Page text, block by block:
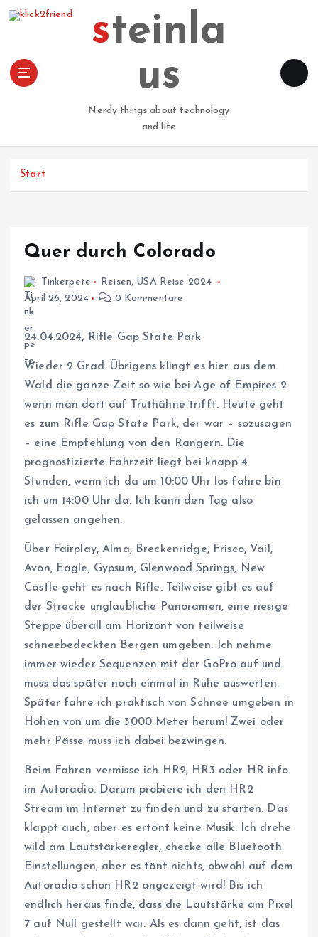
steinla
us
Nerdy things about technology
and life
Start
Quer durch Colorado
Tinkerpete Reisen, USA Reise 2024
April 26, 2024
0 Kommentare
24.04.2024, Rifle Gap State Park
Wieder 2 Grad. Übrigens klingt es hier aus dem
Wald die ganze Zeit so wie bei Age of Empires 2
wenn man dort auf Truthähne trifft. Heute geht
es zum Rifle Gap State Park, der war – sozusagen
– eine Empfehlung von den Rangern. Die
prognostizierte Fahrzeit liegt bei knapp 4
Stunden, wenn ich da um 10:00 Uhr los fahre bin
ich um 14:00 Uhr da. Ich kann den Tag also
gelassen angehen.
Über Fairplay, Alma, Breckenridge, Frisco, Vail,
Avon, Eagle, Gypsum, Glenwood Springs, New
Castle geht es nach Rifle. Teilweise gibt es auf
der Strecke unglaubliche Panoramen, eine riesige
Steppe überall am Horizont von teilweise
schneebedeckten Bergen umgeben. Ich nehme
immer wieder Sequenzen mit der GoPro auf und
muss das später noch einmal in Ruhe auswerten.
Später fahre ich praktisch von Schnee umgeben in
Höhen von um die 3000 Meter herum! Zwei oder
mehr Pässe muss ich dabei bezwingen.
Beim Fahren vermisse ich HR2, HR3 oder HR info
im Autoradio. Darum probiere ich den HR2
Stream im Internet zu finden und zu starten. Das
klappt auch, aber es ertönt keine Musik. Ich drehe
wild am Lautstärkeregler, checke alle Bluetooth
Einstellungen, aber es tönt nichts, obwohl auf dem
Autoradio schon HR2 angezeigt wird! Bis ich
endlich heraus finde, dass die Lautstärke am Pixel
7 auf Null gestellt war. Als es dann geht, ist das